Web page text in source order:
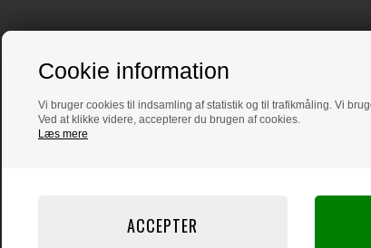
Cookie information
Vi bruger cookies til indsamling af statistik og til trafikmåling. Vi
Ved at klikke videre, accepterer du brugen af cookies.
Læs mere